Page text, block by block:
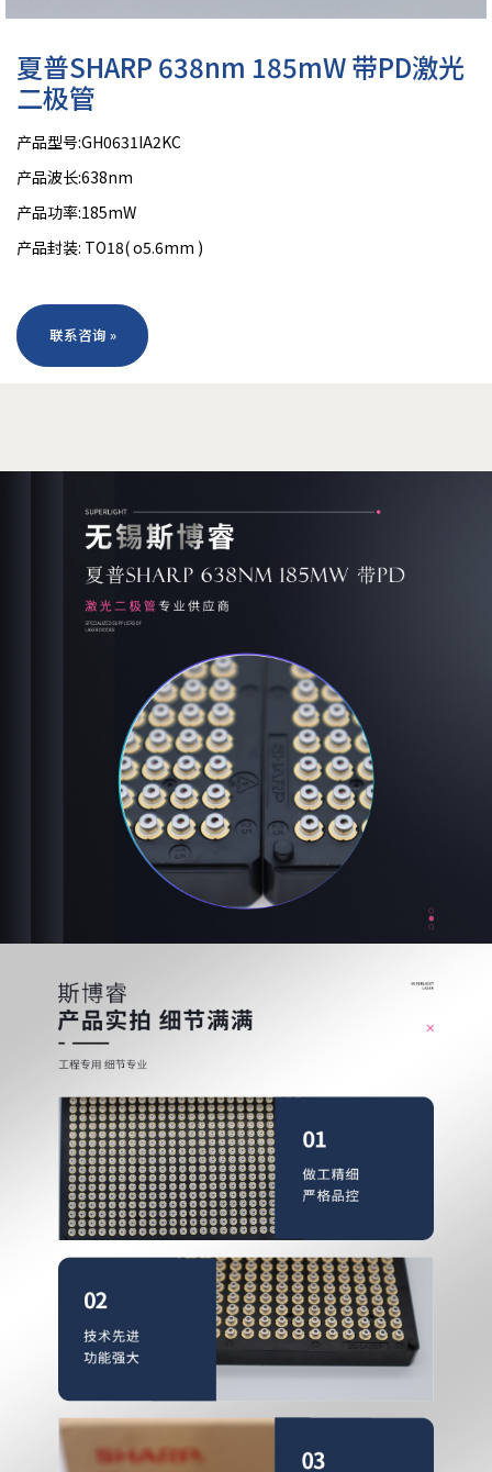
夏普SHARP 638nm 185mW 带PD激光
二极管
产品型号:GH0631IA2KC
产品波长:638nm
产品功率:185mW
产品封装: TO18( o5.6mm )
联系咨询 »